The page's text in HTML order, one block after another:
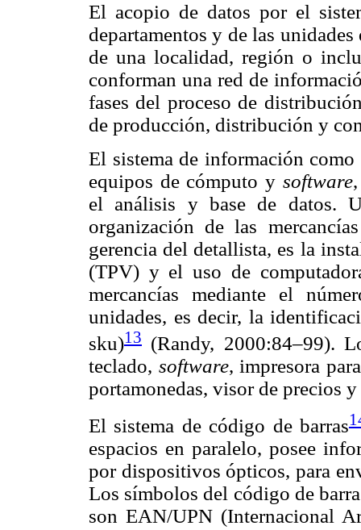
El acopio de datos por el
departamentos y de las
de una localidad, región o
conforman una red de
fases del proceso de
de producción, distribución y
El sistema de información
equipos de cómputo y software
el análisis y base de datos.
organización de las
gerencia del detallista, es la
(TPV) y el uso de
mercancías mediante el
unidades, es decir, la
sku)13 (Randy, 2000:84–99).
teclado, software, impresora
portamonedas, visor de precios
El sistema de código de barras
espacios en paralelo, posee
por dispositivos ópticos, para
Los símbolos del código de
son EAN/UPN (Internacional